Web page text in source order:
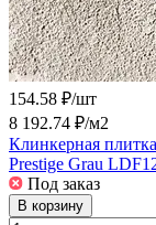
154.58 ₽/шт
8 192.74 ₽/м2
Клинкерная
Prestige Grau
Под заказ
В корзину